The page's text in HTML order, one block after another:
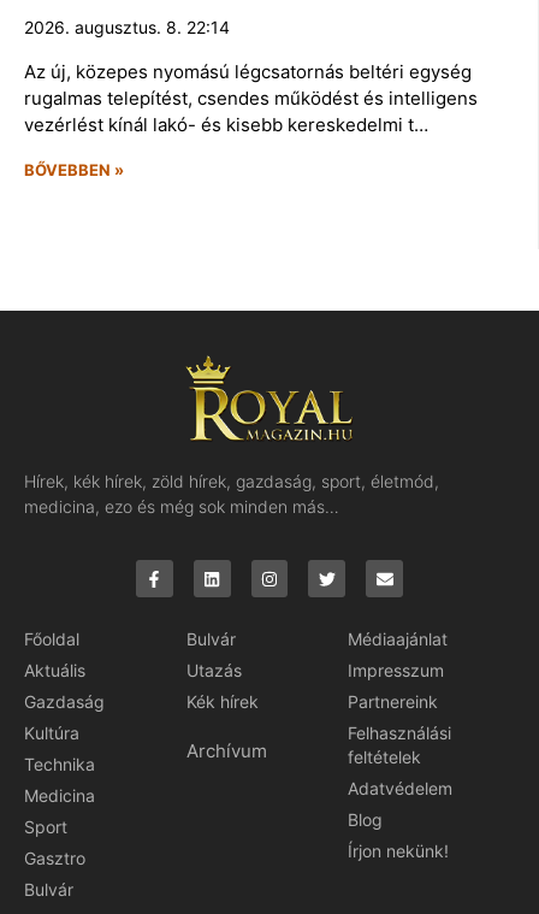
2026. augusztus. 8. 22:14
Az új, közepes nyomású légcsatornás beltéri egység
rugalmas telepítést, csendes működést és intelligens
vezérlést kínál lakó- és kisebb kereskedelmi t…
BŐVEBBEN »
Hírek, kék hírek, zöld hírek, gazdaság, sport, életmód,
medicina, ezo és még sok minden más…
Főoldal
Aktuális
Gazdaság
Kultúra
Technika
Medicina
Sport
Gasztro
Bulvár
Bulvár
Utazás
Kék hírek
Archívum
Médiaajánlat
Impresszum
Partnereink
Felhasználási
feltételek
Adatvédelem
Blog
Írjon nekünk!